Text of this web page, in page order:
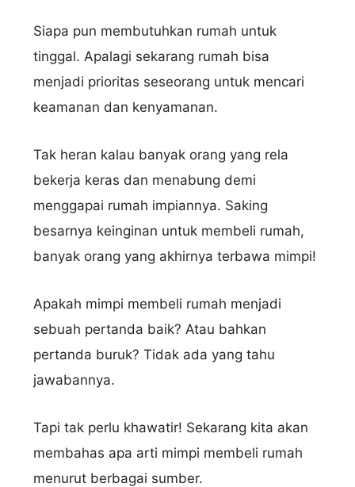
Siapa pun membutuhkan rumah untuk
tinggal. Apalagi sekarang rumah bisa
menjadi prioritas seseorang untuk mencari
keamanan dan kenyamanan.
Tak heran kalau banyak orang yang rela
bekerja keras dan menabung demi
menggapai rumah impiannya. Saking
besarnya keinginan untuk membeli rumah,
banyak orang yang akhirnya terbawa mimpi!
Apakah mimpi membeli rumah menjadi
sebuah pertanda baik? Atau bahkan
pertanda buruk? Tidak ada yang tahu
jawabannya.
Tapi tak perlu khawatir! Sekarang kita akan
membahas apa arti mimpi membeli rumah
menurut berbagai sumber.